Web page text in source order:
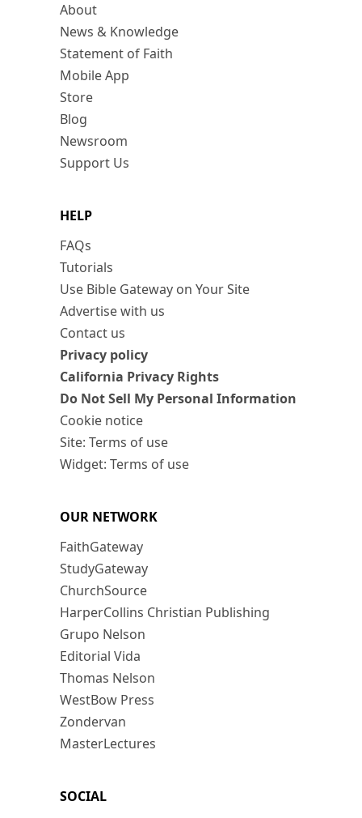
About
News & Knowledge
Statement of Faith
Mobile App
Store
Blog
Newsroom
Support Us
HELP
FAQs
Tutorials
Use Bible Gateway on Your Site
Advertise with us
Contact us
Privacy policy
California Privacy Rights
Do Not Sell My Personal Information
Cookie notice
Site: Terms of use
Widget: Terms of use
OUR NETWORK
FaithGateway
StudyGateway
ChurchSource
HarperCollins Christian Publishing
Grupo Nelson
Editorial Vida
Thomas Nelson
WestBow Press
Zondervan
MasterLectures
SOCIAL